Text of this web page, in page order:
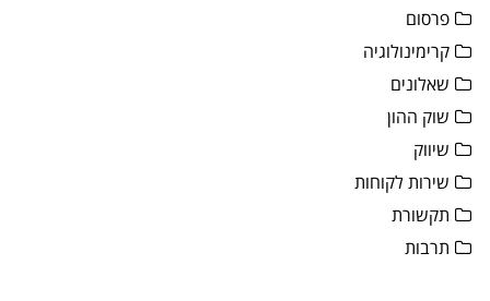
פרסום
קרימינולוגיה
שאלונים
שוק ההון
שיווק
שירות לקוחות
תקשורת
תרבות